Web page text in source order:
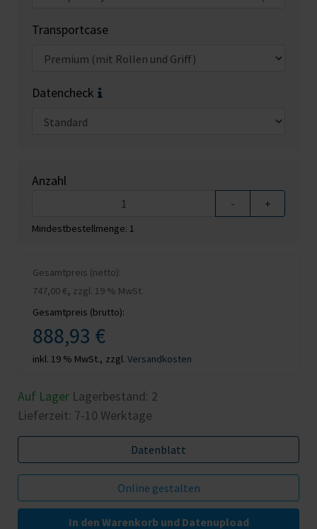
Transportcase
Datencheck
Anzahl
- +
Mindestbestellmenge: 1
Gesamtpreis (netto):
747,00 €, zzgl. 19 % MwSt.
Gesamtpreis (brutto):
888,93 €
inkl. 19 % MwSt., zzgl. Versandkosten
Auf Lager Lagerbestand: 2
Lieferzeit: 7-10 Werktage
Datenblatt
In den Warenkorb und Datenupload